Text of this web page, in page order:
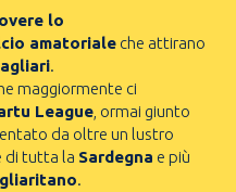
lo
amatorialeche attirano
.
maggiormente ci
League, ormai giunto
da oltre un lustro
di tutta la Sardegna e più
.